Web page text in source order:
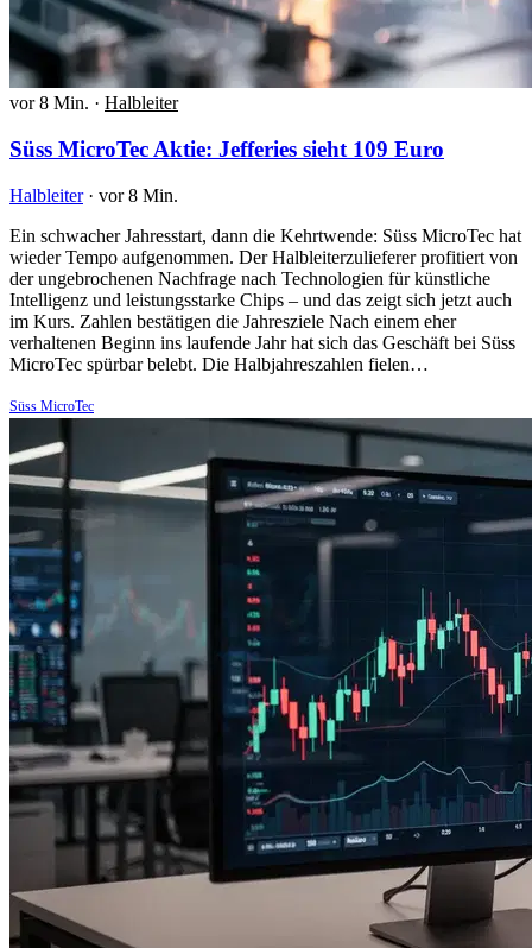
vor 8 Min. · Halbleiter
Süss MicroTec Aktie: Jefferies sieht 109 Euro
Halbleiter · vor 8 Min.
Ein schwacher Jahresstart, dann die Kehrtwende: Süss MicroTec hat
wieder Tempo aufgenommen. Der Halbleiterzulieferer profitiert von
der ungebrochenen Nachfrage nach Technologien für künstliche
Intelligenz und leistungsstarke Chips – und das zeigt sich jetzt auch
im Kurs. Zahlen bestätigen die Jahresziele Nach einem eher
verhaltenen Beginn ins laufende Jahr hat sich das Geschäft bei Süss
MicroTec spürbar belebt. Die Halbjahreszahlen fielen…
Süss MicroTec